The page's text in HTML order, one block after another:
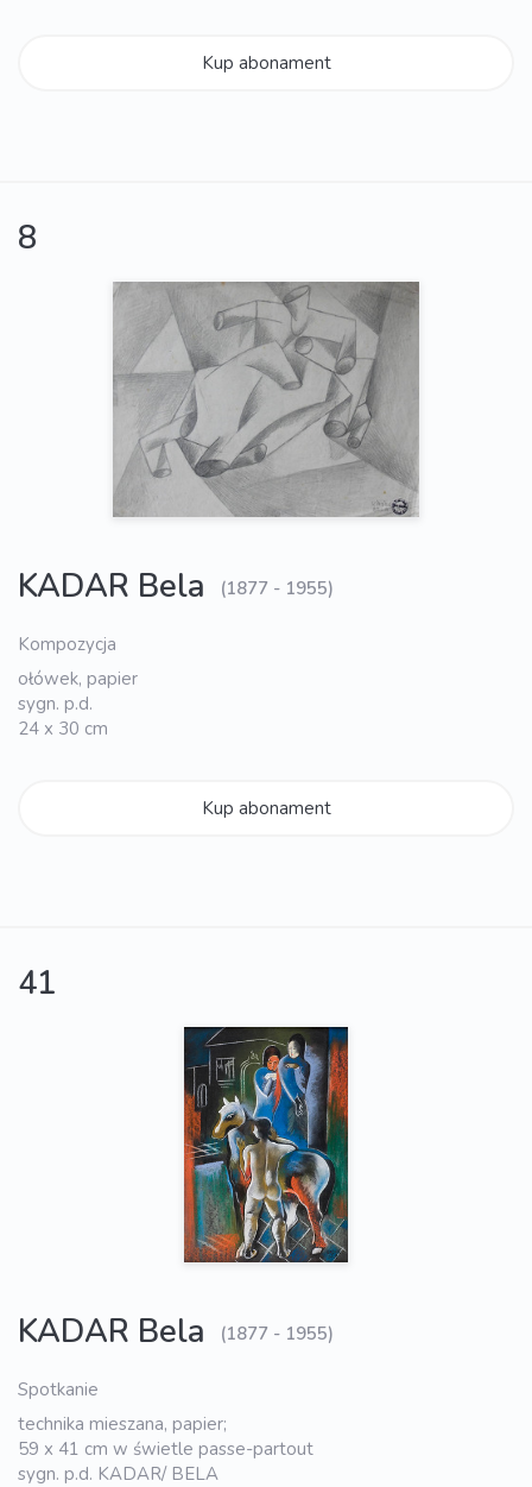
Kup abonament
8
KADAR Bela (1877 - 1955)
Kompozycja
ołówek, papier
sygn. p.d.
24 x 30 cm
Kup abonament
41
KADAR Bela (1877 - 1955)
Spotkanie
technika mieszana, papier;
59 x 41 cm w świetle passe-partout
sygn. p.d. KADAR/ BELA